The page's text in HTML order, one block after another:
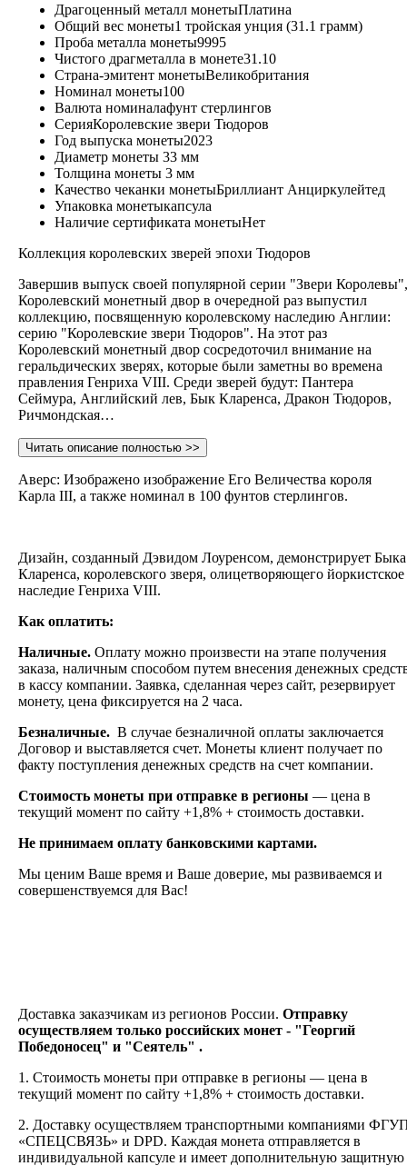
Драгоценный металл монетыПлатина
Общий вес монеты1 тройская унция (31.1 грамм)
Проба металла монеты9995
Чистого драгметалла в монете31.10
Страна-эмитент монетыВеликобритания
Номинал монеты100
Валюта номиналафунт стерлингов
СерияКоролевские звери Тюдоров
Год выпуска монеты2023
Диаметр монеты 33 мм
Толщина монеты 3 мм
Качество чеканки монетыБриллиант Анциркулейтед
Упаковка монетыкапсула
Наличие сертификата монетыНет
Коллекция королевских зверей эпохи Тюдоров
Завершив выпуск своей популярной серии "Звери Королевы",
Королевский монетный двор в очередной раз выпустил
коллекцию, посвященную королевскому наследию Англии:
серию "Королевские звери Тюдоров". На этот раз
Королевский монетный двор сосредоточил внимание на
геральдических зверях, которые были заметны во времена
правления Генриха VIII. Среди зверей будут: Пантера
Сеймура, Английский лев, Бык Кларенса, Дракон Тюдоров,
Ричмондская…
Читать описание полностью >>
Аверс: Изображено изображение Его Величества короля
Карла III, а также номинал в 100 фунтов стерлингов.
Дизайн, созданный Дэвидом Лоуренсом, демонстрирует Быка
Кларенса, королевского зверя, олицетворяющего йоркистское
наследие Генриха VIII.
Как оплатить:
Наличные. Оплату можно произвести на этапе получения
заказа, наличным способом путем внесения денежных
в кассу компании. Заявка, сделанная через сайт, резервирует
монету, цена фиксируется на 2 часа.
Безналичные. В случае безналичной оплаты заключается
Договор и выставляется счет. Монеты клиент получает по
факту поступления денежных средств на счет компании.
Стоимость монеты при отправке в регионы — цена в
текущий момент по сайту +1,8% + стоимость доставки.
Не принимаем оплату банковскими картами.
Мы ценим Ваше время и Ваше доверие, мы развиваемся и
совершенствуемся для Вас!
Доставка заказчикам из регионов России. Отправку
осуществляем только российских монет - "Георгий
Победоносец" и "Сеятель" .
1. Стоимость монеты при отправке в регионы — цена в
текущий момент по сайту +1,8% + стоимость доставки.
2. Доставку осуществляем транспортными компаниями
«СПЕЦСВЯЗЬ» и DPD. Каждая монета отправляется в
индивидуальной капсуле и имеет дополнительную защитную